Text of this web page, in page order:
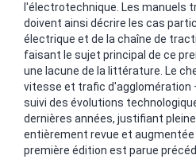
l'électrotechnique. Les manuels
doivent ainsi décrire les cas
électrique et de la chaîne de
faisant le sujet principal de ce
une lacune de la littérature. Le
vitesse et trafic d'agglomération
suivi des évolutions
dernières années, justifiant
entièrement revue et augmentée
première édition est parue